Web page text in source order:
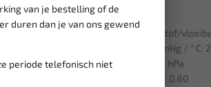
van je bestelling of de
duren dan je van ons gewend
periode telefonisch niet
Technische Data
Voorkomen: heldere vloeistof/
Kooktemperatuur @ 760mmHg / ° C:
Dampspanning bij 20 ° C :<1 hPa
Dichtheid bij 20 ° C / g/cm3: 0.80